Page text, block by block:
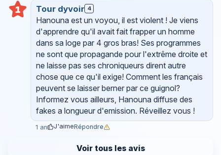
1 Tour dyvoir 4
Hanouna est un voyou, il est violent ! Je viens
d'apprendre qu'il avait fait frapper un homme
dans sa loge par 4 gros bras! Ses programmes
ne sont que propagande pour l'extrême droite et
ne laisse pas ses chroniqueurs dirent autre
chose que ce qu'il exige! Comment les français
peuvent se laisser berner par ce guignol?
Informez vous ailleurs, Hanouna diffuse des
fakes a longueur d'emission. Réveillez vous !
1 an J'aimeRépondre
Voir tous les avis